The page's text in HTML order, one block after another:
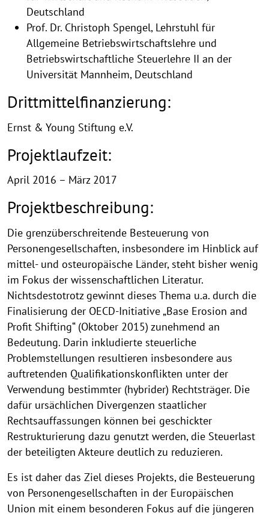
Excellence
Deutschland
Prof. Dr. Christoph Spengel, Lehrstuhl für
Allgemeine Betriebswirtschaftslehre und
Betriebswirtschaftliche Steuerlehre II an der
Universität Mannheim, Deutschland
Drittmittelfinanzierung:
Ernst & Young Stiftung e.V.
Projektlaufzeit:
April 2016 – März 2017
Projektbeschreibung:
Die grenzüberschreitende Besteuerung von
Personengesellschaften, insbesondere im Hinblick auf
mittel- und osteuropäische Länder, steht bisher wenig
im Fokus der wissenschaftlichen Literatur.
Nichtsdestotrotz gewinnt dieses Thema u.a. durch die
Finalisierung der OECD-Initiative „Base Erosion and
Profit Shifting“ (Oktober 2015) zunehmend an
Bedeutung. Darin inkludierte steuerliche
Problemstellungen resultieren insbesondere aus
auftretenden Qualifikationskonflikten unter der
Verwendung bestimmter (hybrider) Rechtsträger. Die
dafür ursächlichen Divergenzen staatlicher
Rechtsauffassungen können bei geschickter
Restrukturierung dazu genutzt werden, die Steuerlast
der beteiligten Akteure deutlich zu reduzieren.
Es ist daher das Ziel dieses Projekts, die Besteuerung
von Personengesellschaften in der Europäischen
Union mit einem besonderen Fokus auf die jüngeren